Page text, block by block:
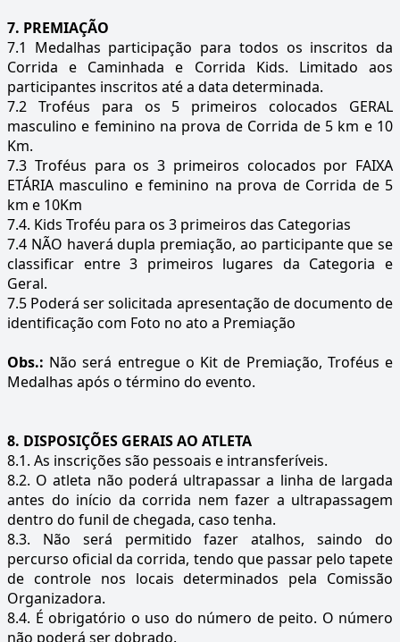
7. PREMIAÇÃO
7.1 Medalhas participação para todos os inscritos da
Corrida e Caminhada e Corrida Kids. Limitado aos
participantes inscritos até a data determinada.
7.2 Troféus para os 5 primeiros colocados GERAL
masculino e feminino na prova de Corrida de 5 km e 10
Km.
7.3 Troféus para os 3 primeiros colocados por FAIXA
ETÁRIA masculino e feminino na prova de Corrida de 5
km e 10Km
7.4. Kids Troféu para os 3 primeiros das Categorias
7.4 NÃO haverá dupla premiação, ao participante que se
classificar entre 3 primeiros lugares da Categoria e
Geral.
7.5 Poderá ser solicitada apresentação de documento de
identificação com Foto no ato a Premiação
Obs.: Não será entregue o Kit de Premiação, Troféus e
Medalhas após o término do evento.
8. DISPOSIÇÕES GERAIS AO ATLETA
8.1. As inscrições são pessoais e intransferíveis.
8.2. O atleta não poderá ultrapassar a linha de largada
antes do início da corrida nem fazer a ultrapassagem
dentro do funil de chegada, caso tenha.
8.3. Não será permitido fazer atalhos, saindo do
percurso oficial da corrida, tendo que passar pelo tapete
de controle nos locais determinados pela Comissão
Organizadora.
8.4. É obrigatório o uso do número de peito. O número
não poderá ser dobrado.